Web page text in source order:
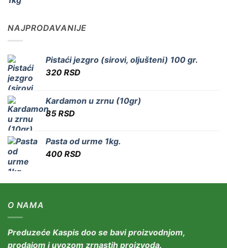
NAJPRODAVANIJE
Pistaći jezgro (sirovi, oljušteni) 100 gr.
320 RSD
Kardamon u zrnu (10gr)
85 RSD
Pasta od urme 1kg.
400 RSD
O NAMA
Preduzeće Kaspis doo se bavi proizvodnjom,
prodajom i uvozom zrnastih proizvoda.